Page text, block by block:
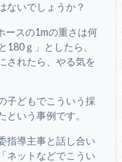
ないでしょうか？
ースの1mの重さは何
ｇ」としたら、
されたら、やる気を
子どもでこういう採
いう事例です。
指導主事と話し合い
ネットなどでこうい